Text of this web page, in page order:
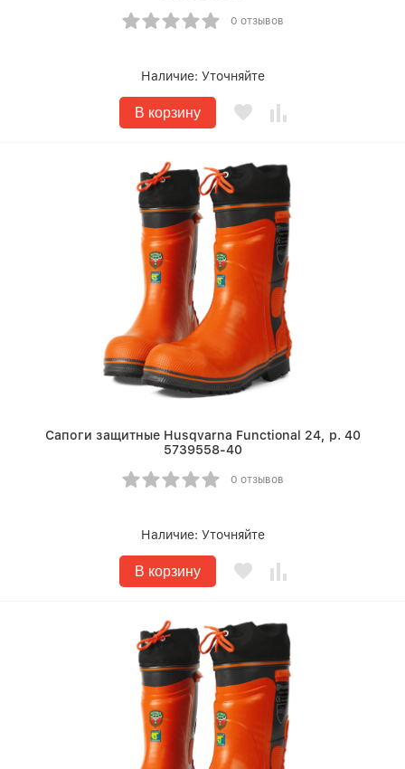
0 отзывов
Наличие: Уточняйте
В корзину
Сапоги защитные Husqvarna Functional 24, р. 40
5739558-40
0 отзывов
Наличие: Уточняйте
В корзину